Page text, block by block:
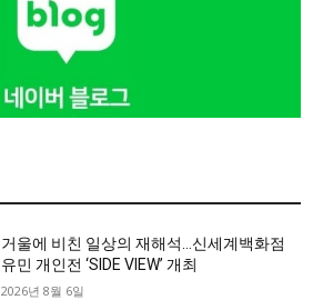
거울에 비친 일상의 재해석…신세계백화점
유민 개인전 ‘SIDE VIEW’ 개최
2026년 8월 6일